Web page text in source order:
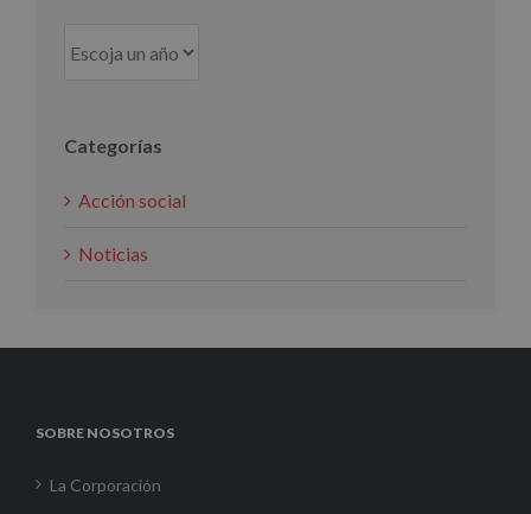
Categorías
Acción social
Noticias
SOBRE NOSOTROS
La Corporación